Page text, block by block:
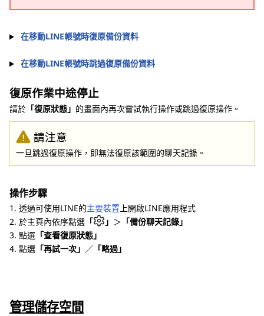
在移動LINE帳號時復原備份資料
在移動LINE帳號時跳過復原備份資料
復原作業中途停止
請於 「復原狀態」 的畫面內再次嘗試執行操作或跳過復原操作。
請注意
一旦跳過復原操作，即無法復原該範圍的聊天記錄。
操作步驟
1. 透過可使用LINE的主要裝置 上開啟LINE應用程式
2. 於主頁內依序點選 「 」 ＞ 「備份聊天記錄」
3. 點選 「查看復原狀態」
4. 點選 「再試一次」 ／ 「略過」
管理儲存空間